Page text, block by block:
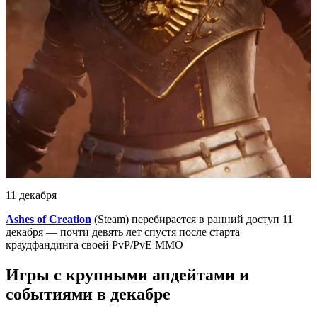
11 декабря
Ashes of Creation (Steam) перебирается в ранний доступ 11
декабря — почти девять лет спустя после старта
краудфандинга своей PvP/PvE MMO
Игры с крупными апдейтами и
событиями в декабре